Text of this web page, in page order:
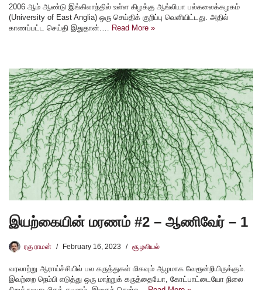
2006 ஆம் ஆண்டு இங்கிலாந்தில் உள்ள கிழக்கு ஆங்லியா பல்கலைக்கழகம்
(University of East Anglia) ஒரு செய்திக் குறிப்பு வெளியிட்டது. அதில்
காணப்பட்ட செய்தி இதுதான்.… Read More »
இயற்கையின் மரணம் #2 – ஆணிவேர் – 1
ரகு ராமன் February 16, 2023 சூழலியல்
வரலாற்று ஆராய்ச்சியில் பல கருத்துகள் மிகவும் ஆழமாக வேரூன்றியிருக்கும்.
இவற்றை நெம்பி எடுத்து ஒரு மாற்றுக் கருத்தையோ, கோட்பாட்டையோ நிலை